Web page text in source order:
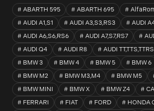
ABARTH 595 ABARTH 695
AUDI A1,S1
AUDI A3,S3,RS3 AUDI
AUDI A6,S6,RS6
AUDI A7,S7,RS7
AUDI Q4
AUDI R8 AUDI TT,TTS,TTRS
BMW 3
BMW 4 BMW 5 BMW 6
BMW M2
BMW M3,M4 BMW M5
BMW MINI
BMW X BMW Z4
FERRARI
FIAT FORD HONDA